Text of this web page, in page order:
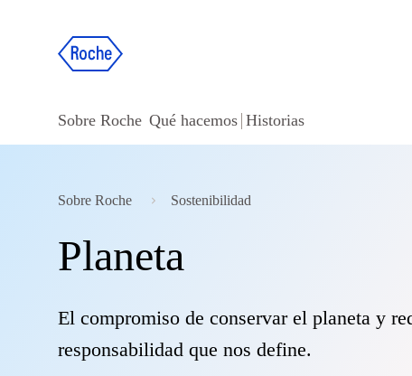
Sobre Roche Qué hacemos Historias
Sobre Roche Sostenibilidad
Planeta
El compromiso de conservar el planeta y
responsabilidad que nos define.